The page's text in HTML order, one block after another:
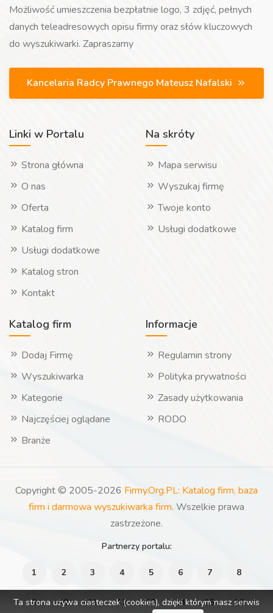
Możliwość umieszczenia bezpłatnie logo, 3 zdjęć, pełnych
danych teleadresowych opisu firmy oraz słów kluczowych
do wyszukiwarki. Zapraszamy
Kancelaria Radcy Prawnego Mateusz Nafalski
Linki w Portalu
Strona główna
O nas
Oferta
Katalog firm
Usługi dodatkowe
Katalog stron
Kontakt
Na skróty
Mapa serwisu
Wyszukaj firmę
Twoje konto
Usługi dodatkowe
Katalog firm
Dodaj Firmę
Wyszukiwarka
Kategorie
Najczęściej oglądane
Branże
Informacje
Regulamin strony
Polityka prywatności
Zasady użytkowania
RODO
Copyright © 2005-2026 Firmy.Org.PL: Katalog firm, baza
firm i darmowa wyszukiwarka firm. Wszelkie prawa
zastrzeżone.
Partnerzy portalu:
1 2 3 4 5 6 7 8
9 10 11 12 13 14 15 16
Ta strona używa ciasteczek (cookies), dzięki którym nasz serwis